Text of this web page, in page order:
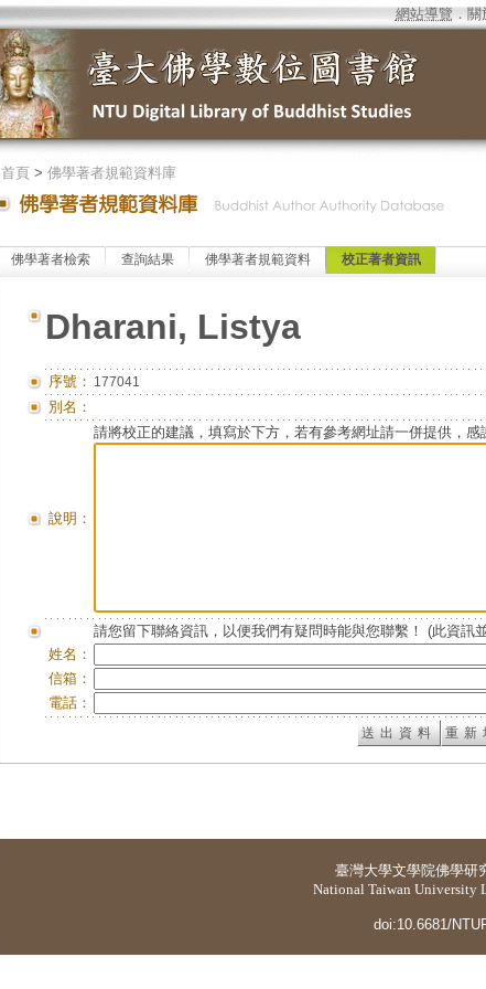
網站導覽 ． 關
首頁> 佛學著者規範資料庫
佛學著者檢索 查詢結果 佛學著者規範資料 校正著者資訊
Dharani, Listya
序號： 177041
別名：
說明：
請將校正的建議，填寫於下方，若有參考網址請一併提供，感
請您留下聯絡資訊，以便我們有疑問時能與您聯繫！ (此資訊
姓名：
信箱：
電話：
臺灣大學文學院佛學研
National Taiwan University
doi:10.6681/